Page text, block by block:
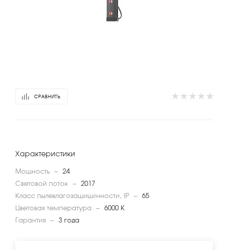
СРАВНИТЬ
Характеристики
Мощность — 24
Световой поток
— 2017
Класс пылевлагозащищённости, IP — 65
Цветовая температура
— 6000 K
Гарантия — 3 года